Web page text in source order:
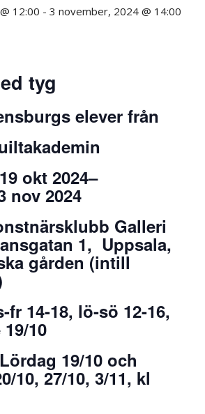
12:00 - 3 november, 2024 @ 14:00
tyg
elever från
okt 2024–
nov 2024
Galleri
1, Uppsala,
gården (intill
fr 14-18, lö-sö 12-16,
10
19/10 och
10, 27/10, 3/11, kl